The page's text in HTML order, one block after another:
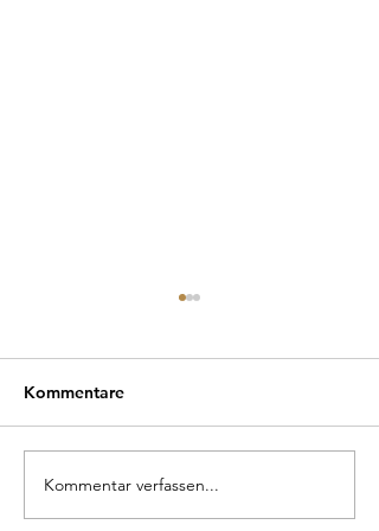
Mitten im Wald – und
doch wie Zuhause.
Kommentare
Kommentar verfassen...